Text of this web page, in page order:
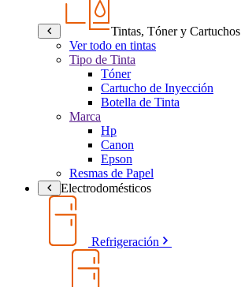
Tintas, Tóner y Cartuchos
Ver todo en tintas
Tipo de Tinta
Tóner
Cartucho de Inyección
Botella de Tinta
Marca
Hp
Canon
Epson
Resmas de Papel
Electrodomésticos
Refrigeración